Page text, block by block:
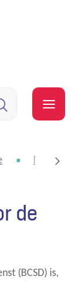
scroll
de
(BCSD) is,